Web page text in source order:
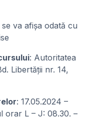
se va afișa odată cu
: Autoritatea
Libertății nr. 14,
: 17.05.2024 –
orar L – J: 08.30. –